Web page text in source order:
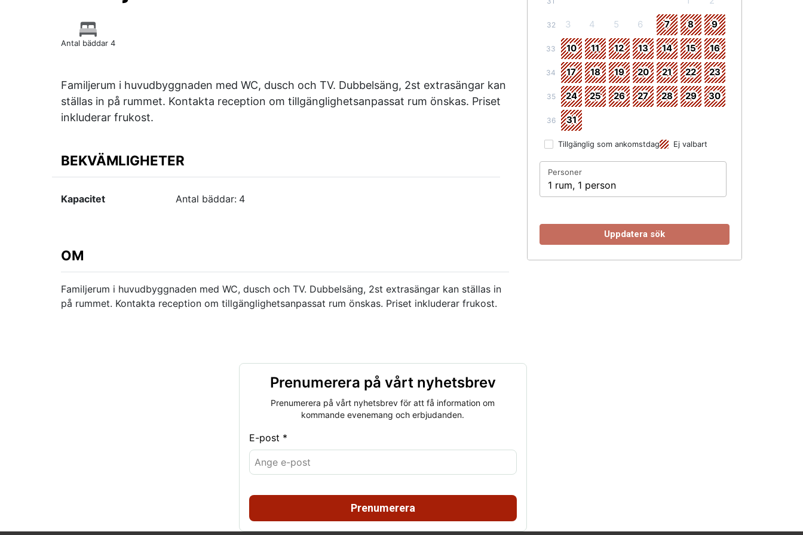
Antal bäddar 4
Familjerum i huvudbyggnaden med WC, dusch och TV. Dubbelsäng, 2st extrasängar kan
ställas in på rummet. Kontakta reception om tillgänglighetsanpassat rum önskas. Priset
inkluderar frukost.
BEKVÄMLIGHETER
Kapacitet Antal bäddar: 4
OM
Familjerum i huvudbyggnaden med WC, dusch och TV. Dubbelsäng, 2st extrasängar kan ställas in
på rummet. Kontakta reception om tillgänglighetsanpassat rum önskas. Priset inkluderar frukost.
32 3 4 5 6 7 8 9
33 10 11 12 13 14 15 16
34 17 18 19 20 21 22 23
35 24 25 26 27 28 29 30
36 31
Tillgänglig som ankomstdag Ej valbart
Personer
1 rum, 1 person
Uppdatera sök
Prenumerera på vårt nyhetsbrev
Prenumerera på vårt nyhetsbrev för att få information om
kommande evenemang och erbjudanden.
E-post *
Prenumerera